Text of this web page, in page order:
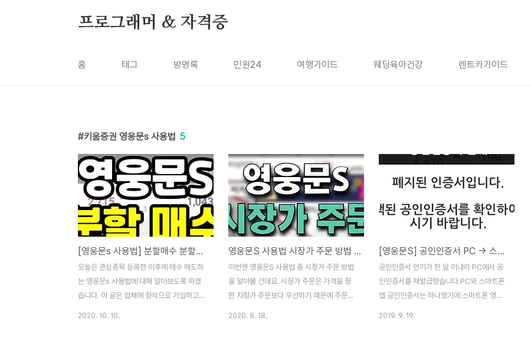
프로그래머 & 자격증
홈 태그 방명록 민원24 여행가이드 웨딩육아건강 렌트카가이드
키움증권 영웅문s 사용법 5
[영웅문s 사용법] 분할매수 분할매도 - 주식 리딩 적응하기
오늘은 관심종목 등록한 이후에 매수 매도하
는 영웅문s 사용법에 대해 알아보도록 하겠
습니다. 이 글은 업체에 정식으로 가입하고
2020. 10. 10.
영웅문S 사용법 시장가 주문 방법 (지정가 차이점)
이번엔 영웅문S 사용법 중 시장가 주문 방법
을 알아볼 건데요. 시장가 주문은 가격을 정
한 지정가 주문보다 우선하기 때문에 주문을
2020. 8. 18.
[영웅문S] 공인인증서 PC -> 스마트폰 복사 사용법
공인인증서 만기가 한 달 이내라 PC에서 공
인인증서를 재발급했습니다.PC와 스마트폰
앱 공인인증서는 하나였기에 스마트폰 영웅
2019. 9. 19.